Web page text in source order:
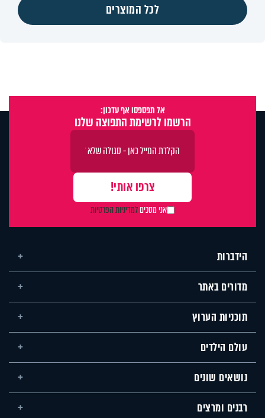
לכל המוצרים
אל תפספסו אף עדכון:
הרשמו לרשימת התפוצה שלנו
אני מסכיםלמדיניות הפרטיות
הידברות
מדורים באתר
תוכניות הערוץ
עולם הילדים
נושאים שונים
רבנים ומרצים